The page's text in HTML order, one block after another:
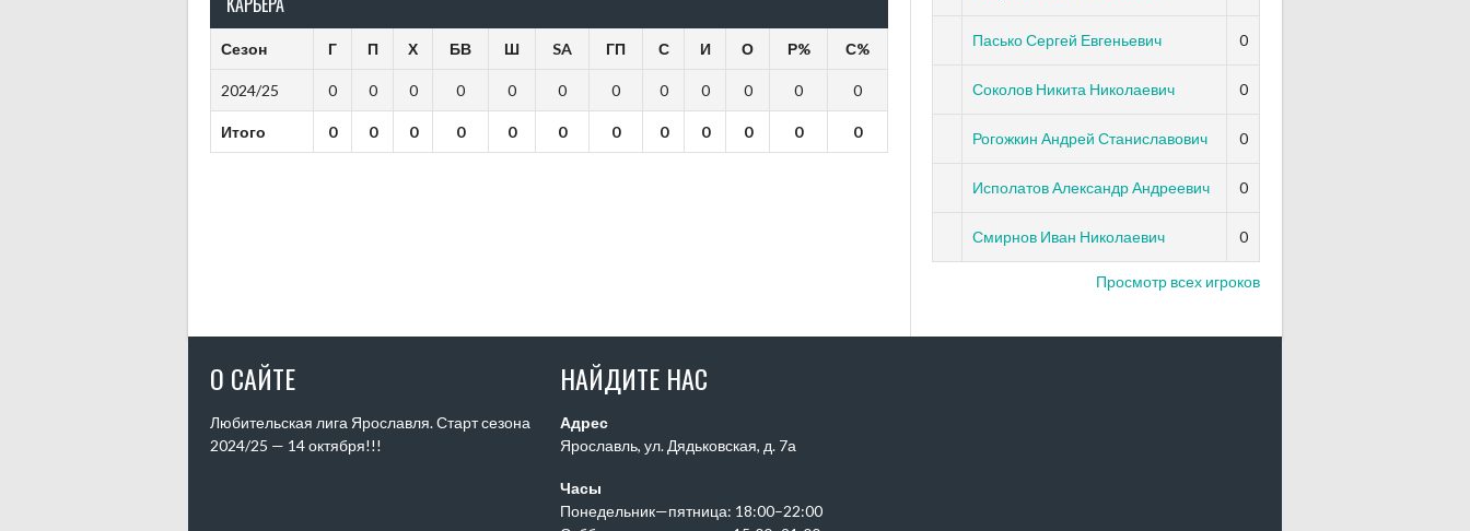
Сезон Г П Х БВ Ш SA ГП С И О Р% С%
2024/25 0 0 0 0 0 0 0 0 0 0 0 0
Итого 0 0 0 0 0 0 0 0 0 0 0 0
Пасько Сергей Евгеньевич 0
Соколов Никита Николаевич 0
Рогожкин Андрей Станиславович 0
Исполатов Александр Андреевич 0
Смирнов Иван Николаевич 0
Просмотр всех игроков
О САЙТЕ
Любительская лига Ярославля. Старт сезона
2024/25 — 14 октября!!!
НАЙДИТЕ НАС
Адрес
Ярославль, ул. Дядьковская, д. 7а
Часы
Понедельник—пятница: 18:00–22:00